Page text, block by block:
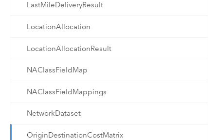
LastMileDeliveryResult
LocationAllocation
LocationAllocationResult
NAClassFieldMap
NAClassFieldMappings
NetworkDataset
OriginDestinationCostMatrix